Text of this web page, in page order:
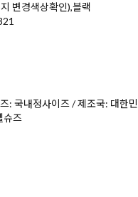
변경색상확인),블랙
: 국내정사이즈 / 제조국: 대한민
슈즈